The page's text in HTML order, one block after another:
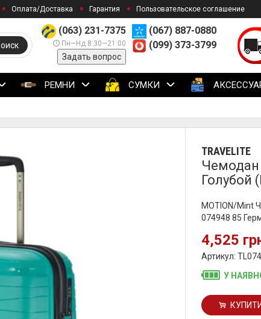
Оплата/Доставка Гарантия Пользовательское соглашение
(063) 231-7375
Пн—Нд 8:30—21:00
Задать вопрос
(067) 887-0880
(099) 373-3799
РЕМНИ СУМКИ
TRAVELITE
Чемодан
Голубой
MOTION/Mint
074948 85
4,525
Артикул:
У